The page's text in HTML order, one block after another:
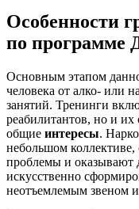
Особенности
по программе
Основным этапом
человека от алко- или
занятий. Тренинги
реабилитантов, но и
общие интересы.
небольшом
проблемы и оказывают
искусственно
неотъемлемым звеном и